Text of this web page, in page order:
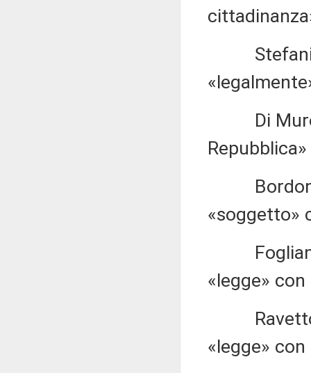
Stefani
Di Muro
Bordonali
«soggetto»
Fogliani
«legge»
Ravetto
«legge»